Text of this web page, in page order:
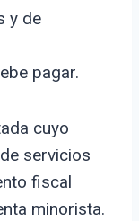
y de
pagar.
cuyo
servicios
fiscal
minorista.